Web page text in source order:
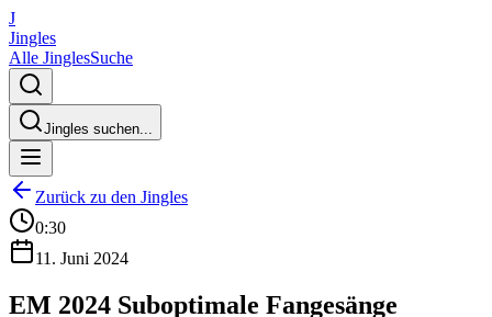
J
Jingles
Alle JinglesSuche
Jingles suchen...
Zurück zu den Jingles
0:30
11. Juni 2024
EM 2024 Suboptimale Fangesänge